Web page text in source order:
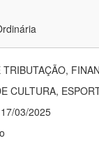
CULTURA,
17/03/2025